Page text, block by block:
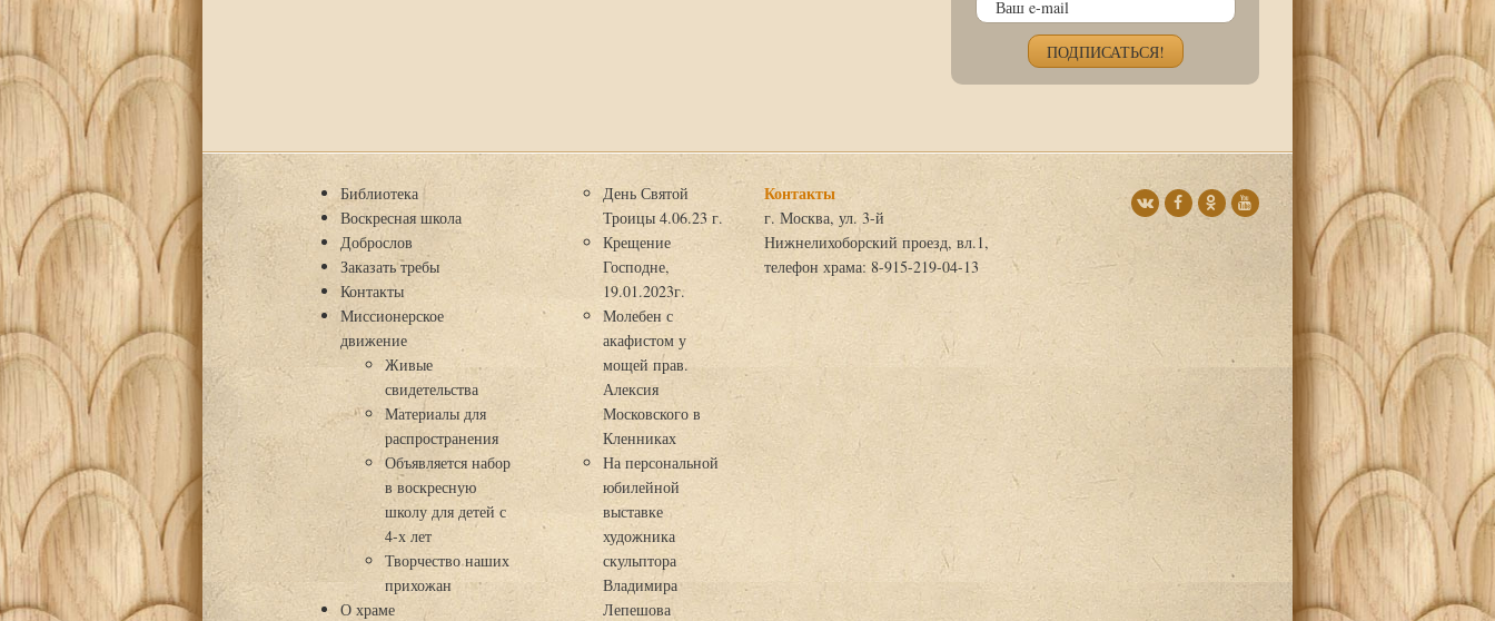
Библиотека
Воскресная школа
Доброслов
Заказать требы
Контакты
Миссионерское
движение
Живые
свидетельства
Материалы для
распространения
Объявляется набор
в воскресную
школу для детей с
4-х лет
Творчество наших
прихожан
О храме
День Святой
Троицы 4.06.23 г.
Крещение
Господне,
19.01.2023г.
Молебен с
акафистом у
мощей прав.
Алексия
Московского в
Кленниках
На персональной
юбилейной
выставке
художника
скульптора
Владимира
Лепешова
Контакты
г. Москва, ул. 3-й
Нижнелихоборский проезд, вл.1,
телефон храма: 8-915-219-04-13